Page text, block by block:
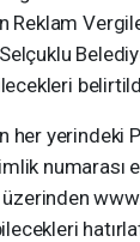
Reklam
her
numarası